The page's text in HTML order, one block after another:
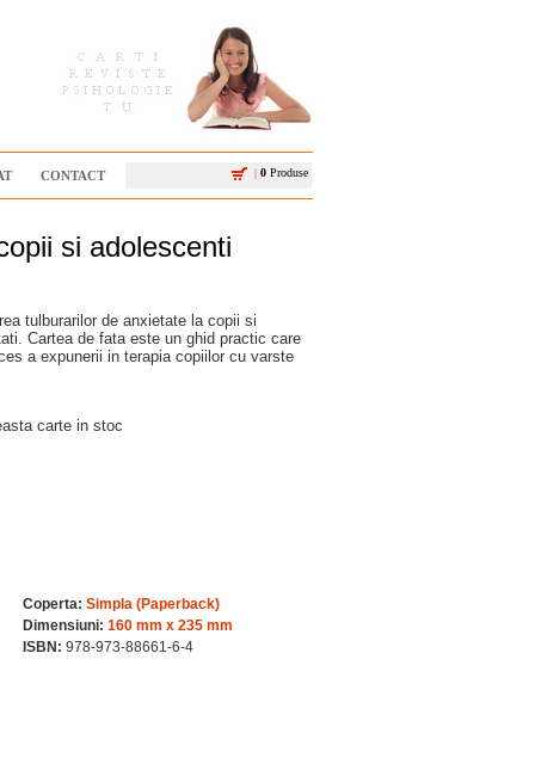
CONTACT | 0 Produse
si adolescenti
tulburarilor de anxietate la copii si
Cartea de fata este un ghid practic care
a expunerii in terapia copiilor cu varste
carte in stoc
Coperta: Simpla (Paperback)
Dimensiuni: 160 mm x 235 mm
ISBN: 978-973-88661-6-4